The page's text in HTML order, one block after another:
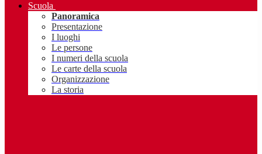
Scuola
Panoramica
Presentazione
I luoghi
Le persone
I numeri della scuola
Le carte della scuola
Organizzazione
La storia